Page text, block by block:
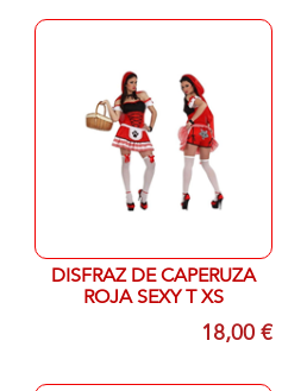
DISFRAZ DE CAPERUZA
ROJA SEXY T XS
18,00 €